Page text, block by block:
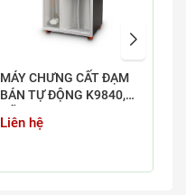
MÁY CHƯNG CẤT ĐẠM
BÁN TỰ ĐỘNG K9840,
Liên hệ